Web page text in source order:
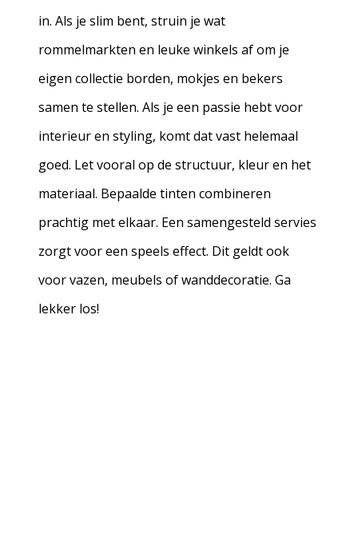
in. Als je slim bent, struin je wat
rommelmarkten en leuke winkels af om je
eigen collectie borden, mokjes en bekers
samen te stellen. Als je een passie hebt voor
interieur en styling, komt dat vast helemaal
goed. Let vooral op de structuur, kleur en het
materiaal. Bepaalde tinten combineren
prachtig met elkaar. Een samengesteld servies
zorgt voor een speels effect. Dit geldt ook
voor vazen, meubels of wanddecoratie. Ga
lekker los!